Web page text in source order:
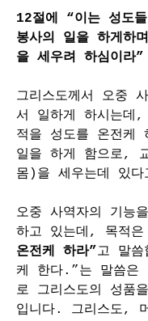
12절에 “이는 성도
봉사의 일을 하게하
을 세우려 하심이라”
그리스도께서 오중
서 일하게 하시는
적을 성도를 온전케
일을 하게 함으로,
몸)을 세우는데 있다
오중 사역자의 기능
하고 있는데, 목적
온전케 하라”고 말씀
케 한다.”는 말씀은
로 그리스도의 성품
입니다. 그리스도,